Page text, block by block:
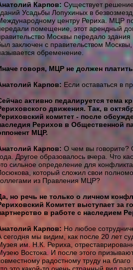
Карпов: Существует
Усадьбы Лопухиных в
центру Рериха. МЦР
помещение, этот арендный
Москвы передало
заключен с правительством
обременение.
говоря, МЦР не должен
Карпов: Если оставаться в
активно педалируется тема
движения. Так, в
комитет - после
Рерихов в Общественной
МЦР.
Карпов: О чем вы говорите?
Другое образовалось вчера. Что
сильное определение для
который сложил свои
из Правления МЦР?
но речь не только о личном
Комитет выступает за
в работе с наследием
Карпов: Но любое
сегодня мы видим, как после 20 лет
им. Н.К. Рериха,
Востока. И после этого
радостному труду на